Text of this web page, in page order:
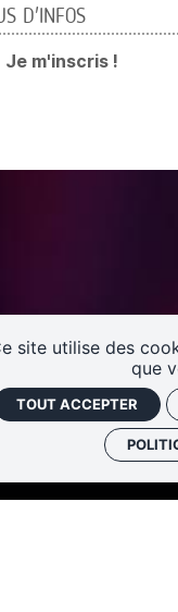
D'INFOS
Je m'inscris !
site utilise des
que
TOUT ACCEPTER